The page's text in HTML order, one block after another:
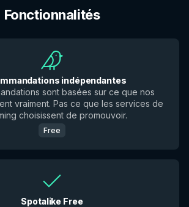
Fonctionnalités
indépendantes
sont basées sur ce que nos
vraiment. Pas ce que les services de
choisissent de promouvoir.
Free
Spotalike Free